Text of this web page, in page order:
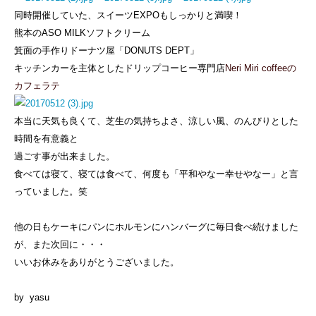
同時開催していた、スイーツEXPOもしっかりと満喫！
熊本のASO MILKソフトクリーム
箕面の手作りドーナツ屋「DONUTS DEPT」
キッチンカーを主体としたドリップコーヒー専門店Neri Miri coffeeの
カフェラテ
本当に天気も良くて、芝生の気持ちよさ、涼しい風、のんびりとした
時間を有意義と
過ごす事が出来ました。
食べては寝て、寝ては食べて、何度も「平和やなー幸せやなー」と言
っていました。笑
他の日もケーキにパンにホルモンにハンバーグに毎日食べ続けました
が、また次回に・・・
いいお休みをありがとうございました。
by yasu